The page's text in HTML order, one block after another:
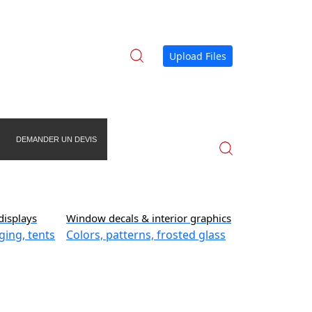
Upload Files
DEMANDER UN DEVIS
tents
Window decals & interior graphics
Colors, patterns, frosted glass